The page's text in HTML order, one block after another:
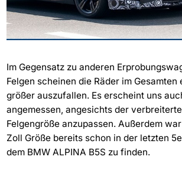
Im Gegensatz zu anderen
Felgen scheinen die Räder im Gesamten
größer auszufallen. Es erscheint uns
angemessen, angesichts der
Felgengröße anzupassen. Außerdem
Zoll Größe bereits schon in der letzten
dem BMW ALPINA B5S zu finden.